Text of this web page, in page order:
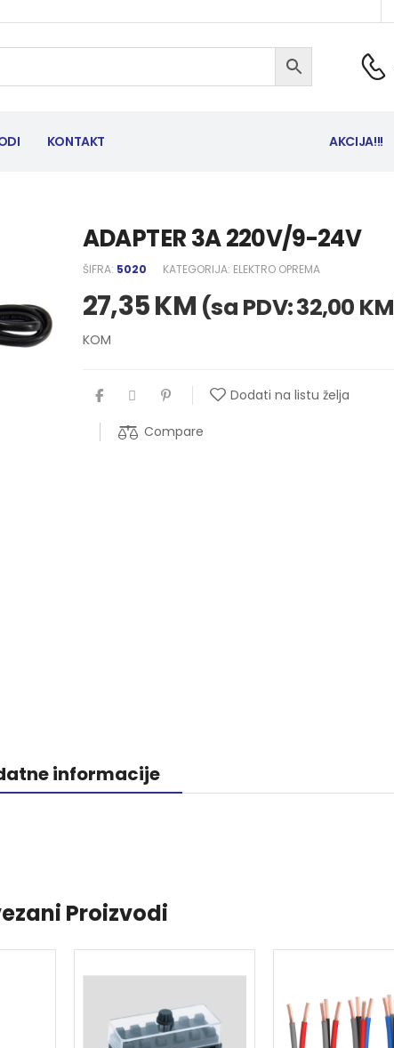
KONTAKT AKCIJA!!!
ADAPTER 3A 220V/9-24V
ŠIFRA: 5020 KATEGORIJA: ELEKTRO OPREMA
27,35KM (sa PDV:32,00 KM
KOM
Dodati na listu želja
Compare
informacije
Proizvodi